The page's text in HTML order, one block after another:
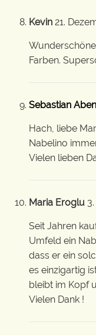
Kevin 21.
Farben.
Sebastian
Hach, liebe
Nabelino
Vielen lieben
Maria Eroglu
Seit Jahren
Umfeld ein
dass er ein
es einzigartig
bleibt im Kopf
Vielen Dank !